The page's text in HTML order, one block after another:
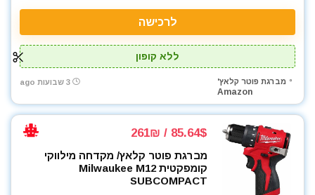
לרכישה
ללא קופון
מברגת פוטר קלאץ'
Amazon
3 שבועות ago
85.64$ / 261₪
מברגת פוטר קלאץ/ מקדחה מילווקי
קומפקטית Milwaukee M12
SUBCOMPACT